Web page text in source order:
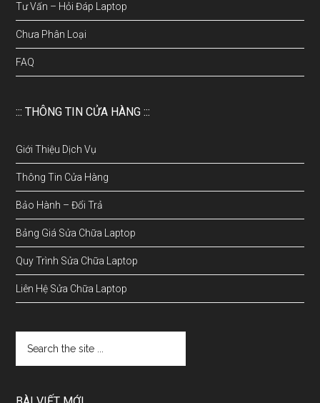
Tư Vấn – Hỏi Đáp Laptop
Chưa Phân Loại
FAQ
::: THÔNG TIN CỬA HÀNG :::
Giới Thiệu Dịch Vụ
Thông Tin Cửa Hàng
Bảo Hành – Đổi Trả
Bảng Giá Sửa Chữa Laptop
Quy Trình Sửa Chữa Laptop
Liên Hệ Sửa Chữa Laptop